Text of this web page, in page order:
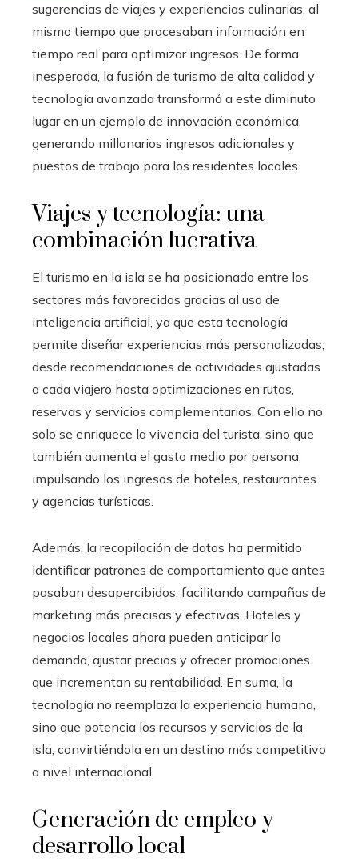
sugerencias de viajes y experiencias culinarias, al
mismo tiempo que procesaban información en
tiempo real para optimizar ingresos. De forma
inesperada, la fusión de turismo de alta calidad y
tecnología avanzada transformó a este diminuto
lugar en un ejemplo de innovación económica,
generando millonarios ingresos adicionales y
puestos de trabajo para los residentes locales.
Viajes y tecnología: una
combinación lucrativa
El turismo en la isla se ha posicionado entre los
sectores más favorecidos gracias al uso de
inteligencia artificial, ya que esta tecnología
permite diseñar experiencias más personalizadas,
desde recomendaciones de actividades ajustadas
a cada viajero hasta optimizaciones en rutas,
reservas y servicios complementarios. Con ello no
solo se enriquece la vivencia del turista, sino que
también aumenta el gasto medio por persona,
impulsando los ingresos de hoteles, restaurantes
y agencias turísticas.
Además, la recopilación de datos ha permitido
identificar patrones de comportamiento que antes
pasaban desapercibidos, facilitando campañas de
marketing más precisas y efectivas. Hoteles y
negocios locales ahora pueden anticipar la
demanda, ajustar precios y ofrecer promociones
que incrementan su rentabilidad. En suma, la
tecnología no reemplaza la experiencia humana,
sino que potencia los recursos y servicios de la
isla, convirtiéndola en un destino más competitivo
a nivel internacional.
Generación de empleo y
desarrollo local